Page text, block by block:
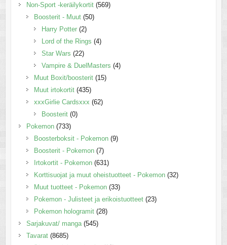
Non-Sport -keräilykortit (569)
Boosterit - Muut (50)
Harry Potter (2)
Lord of the Rings (4)
Star Wars (22)
Vampire & DuelMasters (4)
Muut Boxit/boosterit (15)
Muut irtokortit (435)
xxxGirlie Cardsxxx (62)
Boosterit (0)
Pokemon (733)
Boosterboksit - Pokemon (9)
Boosterit - Pokemon (7)
Irtokortit - Pokemon (631)
Korttisuojat ja muut oheistuotteet - Pokemon (32)
Muut tuotteet - Pokemon (33)
Pokemon - Julisteet ja erikoistuotteet (23)
Pokemon hologramit (28)
Sarjakuvat/ manga (545)
Tavarat (8685)